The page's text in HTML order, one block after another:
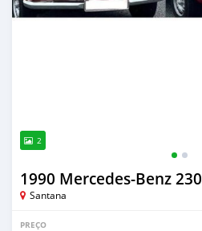
2
1990 Mercedes‒Benz 230
Santana
PREÇO